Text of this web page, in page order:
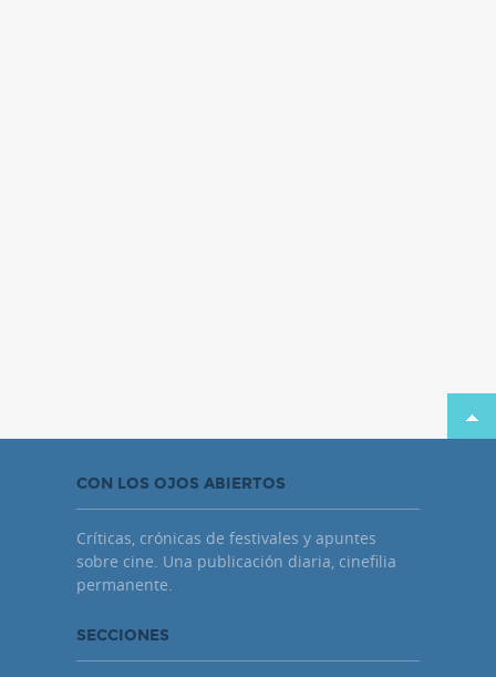
CON LOS OJOS ABIERTOS
Críticas, crónicas de festivales y apuntes
sobre cine. Una publicación diaria, cinefilia
permanente.
SECCIONES